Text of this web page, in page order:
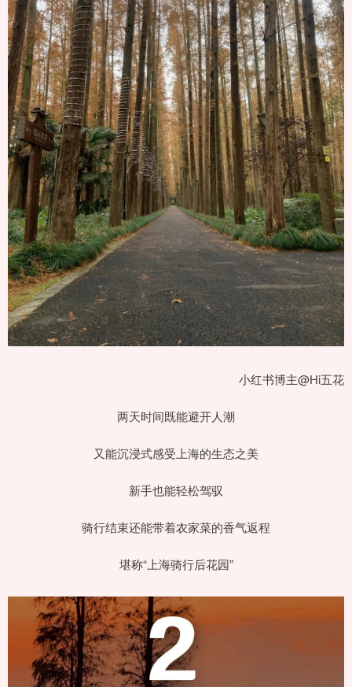
小红书博主@Hi五花
两天时间既能避开人潮
又能沉浸式感受上海的生态之美
新手也能轻松驾驭
骑行结束还能带着农家菜的香气返程
堪称“上海骑行后花园”